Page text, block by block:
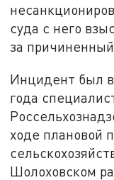
суда с него
за
Инцидент был
года
ходе плановой
Шолоховском